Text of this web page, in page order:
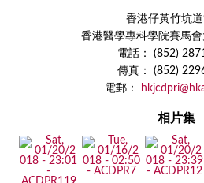
香港仔黃竹坑
香港醫學專科學院賽馬
電話： (852)
傳真： (852)
電郵：
相片集